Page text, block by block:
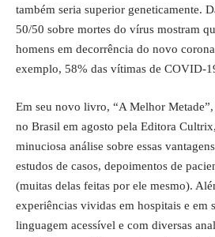
também seria superior geneticamente.
50/50 sobre mortes do vírus mostram
homens em decorrência do novo
exemplo, 58% das vítimas de COVID-
Em seu novo livro, “A Melhor
no Brasil em agosto pela Editora
minuciosa análise sobre essas
estudos de casos, depoimentos de
(muitas delas feitas por ele mesmo).
experiências vividas em hospitais e em
linguagem acessível e com diversas